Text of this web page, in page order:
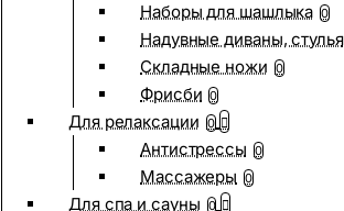
Наборы для шашлыка 0
Надувные диваны, стулья
Складные ножи 0
Фрисби 0
Для релаксации 0
Антистрессы 0
Массажеры 0
Для спа и сауны 0